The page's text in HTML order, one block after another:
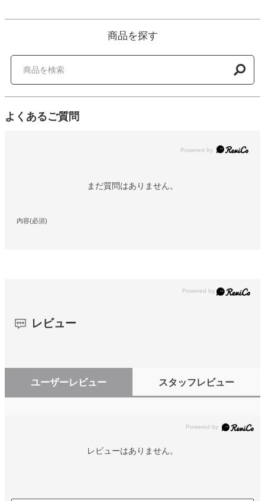
商品を探す
よくあるご質問
Powered by
まだ質問はありません。
内容(必須)
レビュー
ユーザーレビュー スタッフレビュー
レビューはありません。